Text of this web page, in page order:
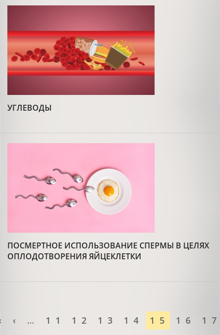
УГЛЕВОДЫ
ПОСМЕРТНОЕ ИСПОЛЬЗОВАНИЕ СПЕРМЫ В ЦЕЛЯХ
ОПЛОДОТВОРЕНИЯ ЯЙЦЕКЛЕТКИ
‹ … 11 12 13 14 15 16